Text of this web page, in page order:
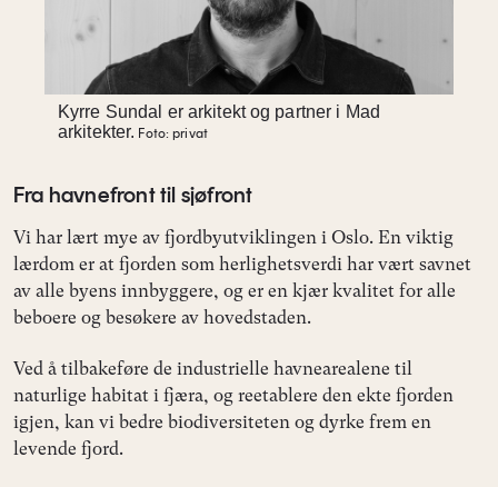
Kyrre Sundal er arkitekt og partner i Mad
arkitekter. Foto: privat
Fra havnefront til sjøfront
Vi har lært mye av fjordbyutviklingen i Oslo. En viktig
lærdom er at fjorden som herlighetsverdi har vært savnet
av alle byens innbyggere, og er en kjær kvalitet for alle
beboere og besøkere av hovedstaden.
Ved å tilbakeføre de industrielle havnearealene til
naturlige habitat i fjæra, og reetablere den ekte fjorden
igjen, kan vi bedre biodiversiteten og dyrke frem en
levende fjord.